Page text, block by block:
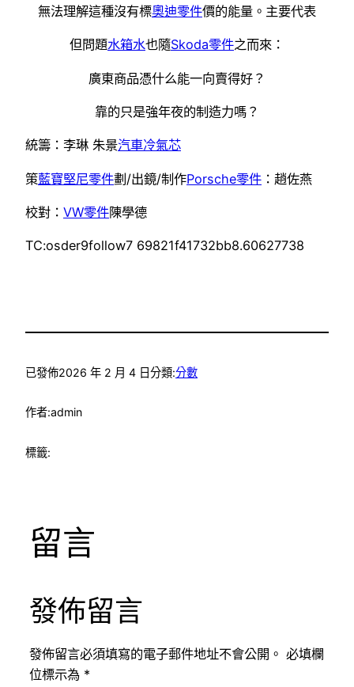
無法理解這種沒有標奧迪零件價的能量。主要代表
但問題水箱水也隨Skoda零件之而來：
廣東商品憑什么能一向賣得好？
靠的只是強年夜的制造力嗎？
統籌：李琳 朱景汽車冷氣芯
策藍寶堅尼零件劃/出鏡/制作Porsche零件 ：趙佐燕
校對： VW零件陳學德
TC:osder9follow7 69821f41732bb8.60627738
已發佈2026 年 2 月 4 日分類:分數
作者:admin
標籤:
留言
發佈留言
發佈留言必須填寫的電子郵件地址不會公開。 必填欄
位標示為 *